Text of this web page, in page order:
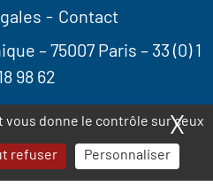
vous donne le contrôle sur ceux
refuser Personnaliser
X
Contact
– 75007 Paris – 33 (0) 1
98 62